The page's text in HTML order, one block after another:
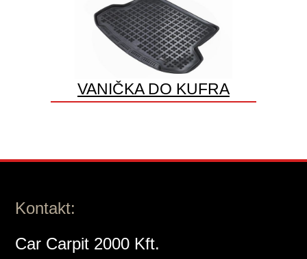
VANIČKA DO KUFRA
Kontakt:
Car Carpit 2000 Kft.